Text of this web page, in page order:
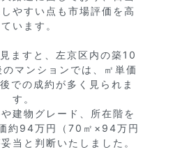
やすい点も市場評価を高
います。
ますと、左京区内の築10
マンションでは、㎡単価
での成約が多く見られま
す。
建物グレード、所在階を
約94万円（70㎡×94万円
当と判断いたしました。